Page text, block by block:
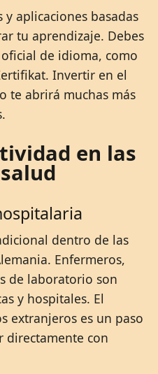
y aplicaciones basadas
tu aprendizaje. Debes
de idioma, como
Invertir en el
te abrirá muchas más
en las
dentro de las
Enfermeros,
de laboratorio son
y hospitales. El
extranjeros es un paso
con